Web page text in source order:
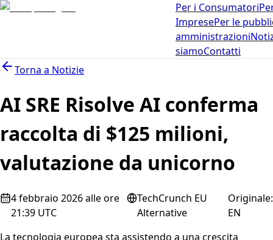
Per i Consumatori
ImpresePer le
amministrazioni
siamoContatti
Torna a Notizie
AI SRE Risolve AI conferma
raccolta di $125 milioni,
valutazione da unicorno
4 febbraio 2026 alle ore
21:39 UTC
TechCrunch EU
Alternative
Originale:
EN
La tecnologia europea sta assistendo a una crescita